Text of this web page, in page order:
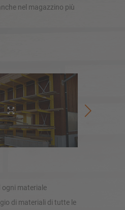
nel magazzino più
ogni materiale
di materiali di tutte le
tua scaffalatura con il nostro